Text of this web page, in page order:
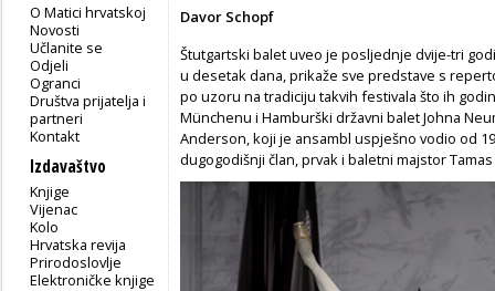
O Matici hrvatskoj
Novosti
Učlanite se
Odjeli
Ogranci
Društva prijatelja i
partneri
Kontakt
Izdavaštvo
Knjige
Vijenac
Kolo
Hrvatska revija
Prirodoslovlje
Elektroničke knjige
Davor Schopf
Štutgartski balet uveo je posljednje dvije-tri
u desetak dana, prikaže sve predstave s
po uzoru na tradiciju takvih festivala što ih
Münchenu i Hamburški državni balet Johna
Anderson, koji je ansambl uspješno vodio od
dugogodišnji član, prvak i baletni majstor